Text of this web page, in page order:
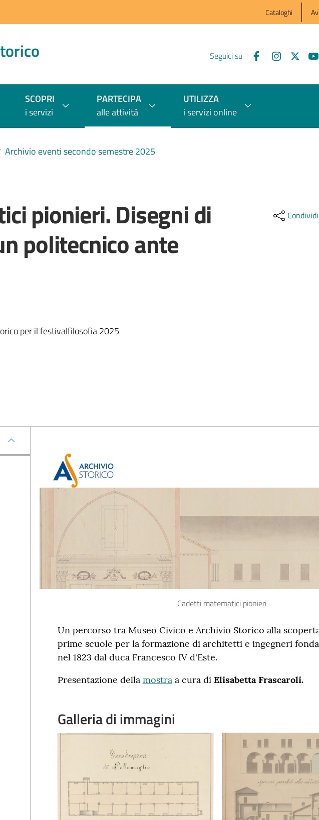
Cataloghi
Seguici su
SCOPRI
i servizi
PARTECIPA
alle attività
UTILIZZA
i servizi online
Archivio eventi secondo semestre 2025
pionieri. Disegni di
politecnico ante
per il festivalfilosofia 2025
Condividi
Cadetti matematici pionieri
Un percorso tra Museo Civico e Archivio Storico alla
prime scuole per la formazione di architetti e ingegneri
nel 1823 dal duca Francesco IV d'Este.
Presentazione della mostraa cura di Elisabetta Frascaroli.
Galleria di immagini